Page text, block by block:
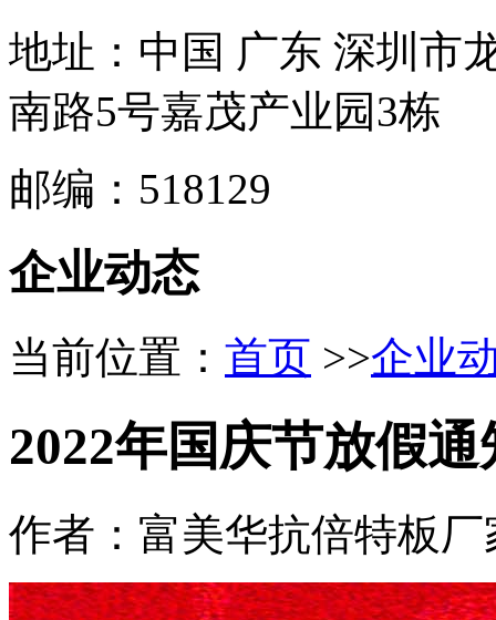
地址：中国 广东 深圳市
南路5号嘉茂产业园3栋
邮编：518129
企业动态
当前位置： 首页 >>企业
2022年国庆节放假通
作者：富美华抗倍特板